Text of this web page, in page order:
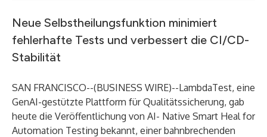
Neue Selbstheilungsfunktion minimiert
fehlerhafte Tests und verbessert die CI/CD-
Stabilität
SAN FRANCISCO--(BUSINESS WIRE)--LambdaTest, eine
GenAI-gestützte Plattform für Qualitätssicherung, gab
heute die Veröffentlichung von AI- Native Smart Heal for
Automation Testing bekannt, einer bahnbrechenden